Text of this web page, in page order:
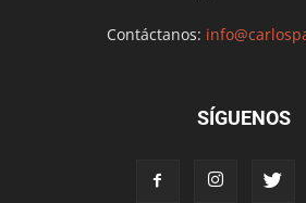
Contáctanos:
SÍGUENOS